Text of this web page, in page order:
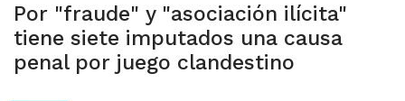
Por "fraude" y "asociación ilícita"
tiene siete imputados una causa
penal por juego clandestino